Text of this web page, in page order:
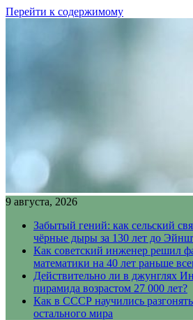
Перейти к содержимому
9 августа, 2026
Забытый гений: как сельский
чёрные дыры за 130 лет до
Как советский инженер решил
математики на 40 лет раньше
Действительно ли в джунглях
пирамида возрастом 27 000 лет?
Как в СССР научились
остального мира